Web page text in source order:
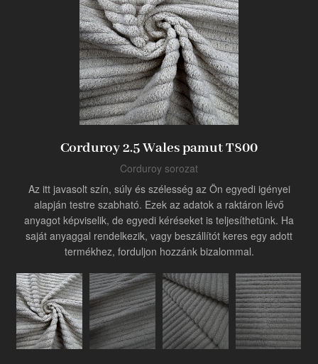
Ipari innovátor
Corduroy 2.5 Wales pamut T800
Corduroy sorozat
Az itt javasolt szín, súly és szélesség az Ön egyedi igényei
alapján testre szabható. Ezek az adatok a raktáron lévő
anyagot képviselik, de egyedi kéréseket is teljesíthetünk. Ha
saját anyaggal rendelkezik, vagy beszállítót keres egy adott
termékhez, forduljon hozzánk bizalommal.